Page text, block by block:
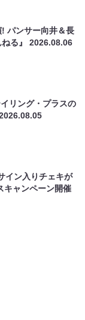
パンサー向井＆長
ねる』2026.08.06
リング・プラスの
イン入りチェキが
キャンペーン開催